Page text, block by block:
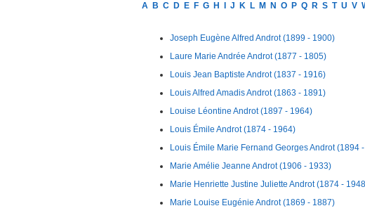
A B C D E F G H J K L M N O P Q R S T U V
Joseph Eugène Alfred Androt (1899 - 1900)
Laure Marie Andrée Androt (1877 - 1805)
Louis Jean Baptiste Androt (1837 - 1916)
Louis Alfred Amadis Androt (1863 - 1891)
Louise Léontine Androt (1897 - 1964)
Louis Émile Androt (1874 - 1964)
Louis Émile Marie Fernand Georges Androt (1894
Marie Amélie Jeanne Androt (1906 - 1933)
Marie Henriette Justine Juliette Androt (1874 -
Marie Louise Eugénie Androt (1869 - 1887)